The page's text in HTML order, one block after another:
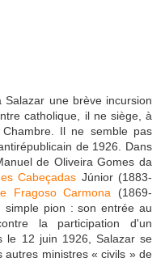
une brève incursion
catholique, il ne siège, à
Il ne semble pas
de 1926. Dans
de Oliveira Gomes da
Cabeçadas Júnior (1883-
Fragoso Carmona (1869-
simple pion : son entrée au
la participation d'un
le 12 juin 1926, Salazar se
autres ministres « civils » de